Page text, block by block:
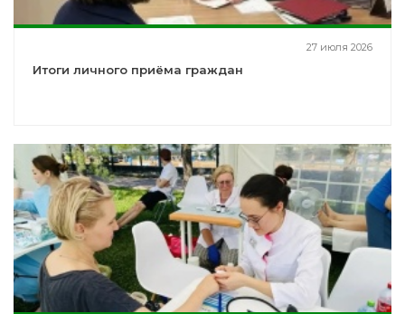
27 июля 2026
Итоги личного приёма граждан